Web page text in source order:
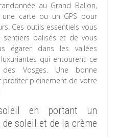
au Grand Ballon,
une carte ou un GPS pour
Ces outils essentiels vous
balisés et de vous
égarer dans les vallées
qui entourent ce
Vosges. Une bonne
pleinement de votre
en portant un
soleil et de la crème